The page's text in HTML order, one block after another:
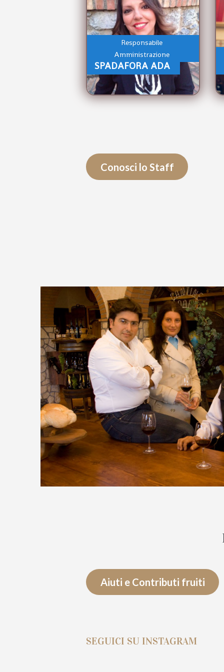
Responsabile
Amministrazione
SPADAFORA ADA
Conosci lo Staff
Aiuti e Contributi fruiti
SEGUICI SU INSTAGRAM